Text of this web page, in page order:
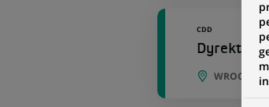
CDD
WROCŁAW,